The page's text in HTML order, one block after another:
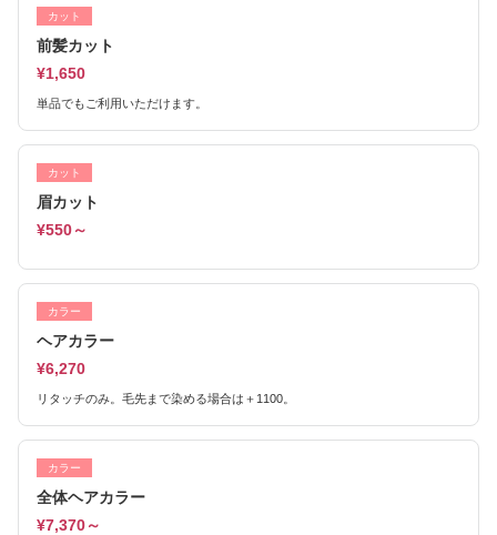
カット
前髪カット
¥1,650
単品でもご利用いただけます。
カット
眉カット
¥550～
カラー
ヘアカラー
¥6,270
リタッチのみ。毛先まで染める場合は＋1100。
カラー
全体ヘアカラー
¥7,370～